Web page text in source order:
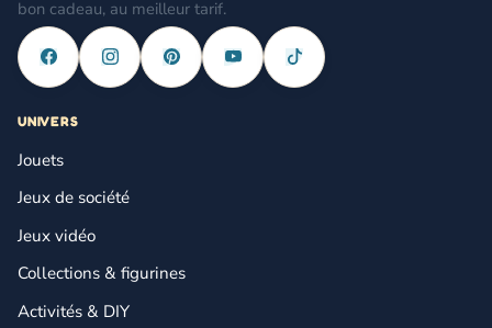
bon cadeau, au meilleur tarif.
UNIVERS
Jouets
Jeux de société
Jeux vidéo
Collections & figurines
Activités & DIY